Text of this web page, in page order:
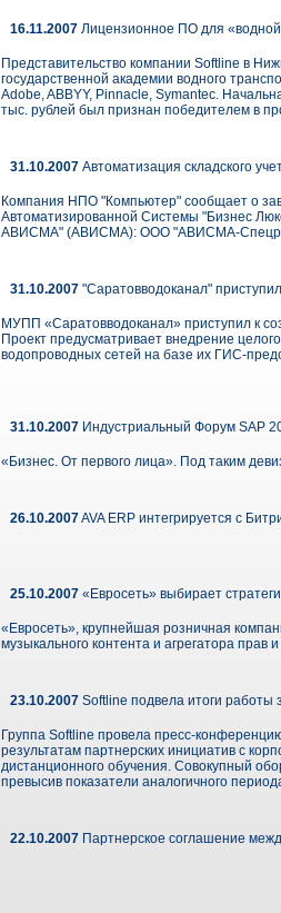
16.11.2007 Лицензионное ПО для
Представительство компании Softline в
государственной академии водного
Adobe, ABBYY, Pinnacle, Symantec.
тыс. рублей был признан победителем в
31.10.2007 Автоматизация складского
Компания НПО "Компьютер" сообщает о
Автоматизированной Системы "Бизнес
АВИСМА" (АВИСМА): ООО "АВИСМА-
31.10.2007 "Саратовводоканал"
МУПП «Саратовводоканал» приступил к
Проект предусматривает внедрение
водопроводных сетей на базе их ГИС-
31.10.2007 Индустриальный Форум SAP
«Бизнес. От первого лица». Под таким
26.10.2007AVA ERP интегрируется с
25.10.2007 «Евросеть» выбирает
«Евросеть», крупнейшая розничная
музыкального контента и агрегатора прав
23.10.2007 Softline подвела итоги работы
Группа Softline провела пресс-
результатам партнерских инициатив с
дистанционного обучения. Совокупный
превысив показатели аналогичного
22.10.2007 Партнерское соглашение